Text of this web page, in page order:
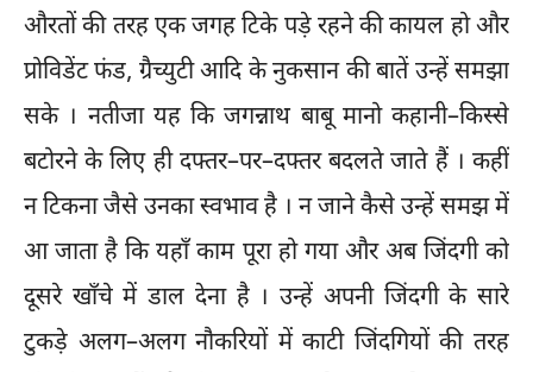
औरतों की तरह एक जगह टिके पड़े रहने की कायल हो और
प्रोविडेंट फंड, ग्रैच्युटी आदि के नुकसान की बातें उन्हें समझा
सके । नतीजा यह कि जगन्नाथ बाबू मानो कहानी–किस्से
बटोरने के लिए ही दफ्तर–पर–दफ्तर बदलते जाते हैं । कहीं
न टिकना जैसे उनका स्वभाव है । न जाने कैसे उन्हें समझ में
आ जाता है कि यहाँ काम पूरा हो गया और अब जिंदगी को
दूसरे खाँचे में डाल देना है । उन्हें अपनी जिंदगी के सारे
टुकड़े अलग–अलग नौकरियों में काटी जिंदगियों की तरह